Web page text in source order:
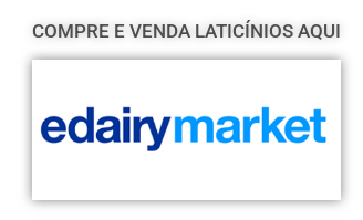
COMPRE E VENDA LATICÍNIOS AQUI